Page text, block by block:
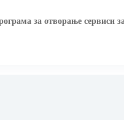
за отворање сервиси